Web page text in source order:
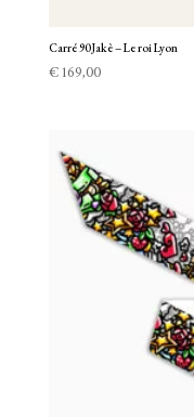
Carré 90 Jakè – Le roi Lyon
€169,00